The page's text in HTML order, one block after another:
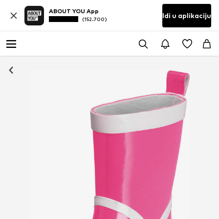
ABOUT YOU App
(152.700) Idi u aplikaciju